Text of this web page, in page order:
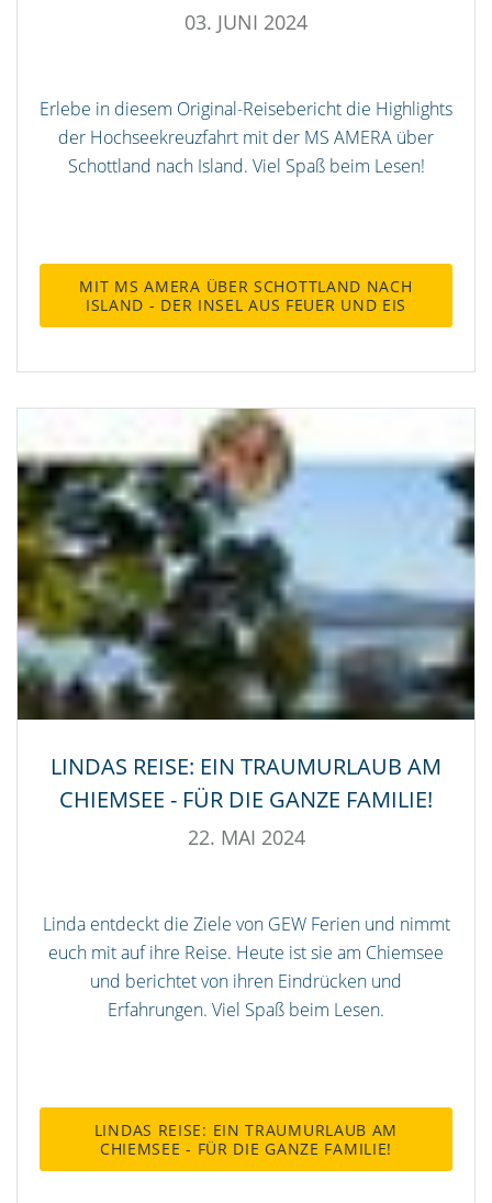
03. JUNI 2024
Erlebe in diesem Original-Reisebericht die Highlights
der Hochseekreuzfahrt mit der MS AMERA über
Schottland nach Island. Viel Spaß beim Lesen!
MIT MS AMERA ÜBER SCHOTTLAND NACH
ISLAND - DER INSEL AUS FEUER UND EIS
LINDAS REISE: EIN TRAUMURLAUB AM
CHIEMSEE - FÜR DIE GANZE FAMILIE!
22. MAI 2024
Linda entdeckt die Ziele von GEW Ferien und nimmt
euch mit auf ihre Reise. Heute ist sie am Chiemsee
und berichtet von ihren Eindrücken und
Erfahrungen. Viel Spaß beim Lesen.
LINDAS REISE: EIN TRAUMURLAUB AM
CHIEMSEE - FÜR DIE GANZE FAMILIE!